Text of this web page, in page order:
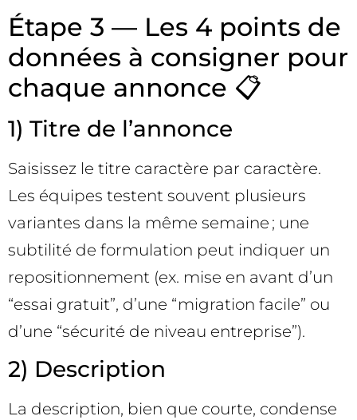
Étape 3 — Les 4 points de
données à consigner pour
chaque annonce 📋
1) Titre de l’annonce
Saisissez le titre caractère par caractère.
Les équipes testent souvent plusieurs
variantes dans la même semaine ; une
subtilité de formulation peut indiquer un
repositionnement (ex. mise en avant d’un
“essai gratuit”, d’une “migration facile” ou
d’une “sécurité de niveau entreprise”).
2) Description
La description, bien que courte, condense